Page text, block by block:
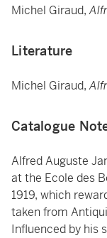
Michel Giraud,
Literature
Michel Giraud,
Catalogue
Alfred Auguste
at the Ecole des
1919, which
taken from
Influenced by his